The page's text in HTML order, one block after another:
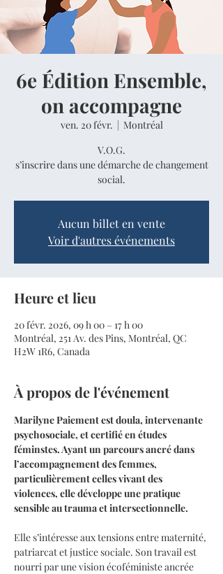
6e Édition Ensemble,
on accompagne
ven. 20 févr.
  |
Montréal
V.O.G.
s’inscrire dans une démarche de changement
social.
Aucun billet en vente
Voir d'autres événements
Heure et lieu
20 févr. 2026, 09 h 00 – 17 h 00
Montréal, 251 Av. des Pins, Montréal, QC
H2W 1R6, Canada
À propos de l'événement
Marilyne Paiement est doula, intervenante
psychosociale, et certifié en études
féminstes. Ayant un parcours ancré dans
l’accompagnement des femmes,
particulièrement celles vivant des
violences, elle développe une pratique
sensible au trauma et intersectionnelle.
Elle s’intéresse aux tensions entre maternité,
patriarcat et justice sociale. Son travail est
nourri par une vision écoféministe ancrée